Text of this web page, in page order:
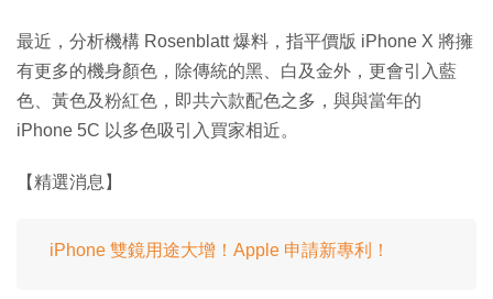
最近，分析機構 Rosenblatt 爆料，指平價版 iPhone X 將擁
有更多的機身顏色，除傳統的黑、白及金外，更會引入藍
色、黃色及粉紅色，即共六款配色之多，與與當年的
iPhone 5C 以多色吸引入買家相近。
【精選消息】
iPhone 雙鏡用途大增！Apple 申請新專利！